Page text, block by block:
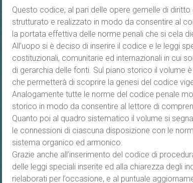
Questo codice, al pari delle opere gemelle di
strutturato e realizzato in modo da consentire al
la portata effettiva delle norme penali che si cela
All’uopo si è deciso di inserire il codice e le leggi
costituzionali, comunitarie ed internazionali in cui
di gerarchia delle fonti. Sul piano storico il volume
che permetterà di scoprire la genesi del codice
Analogamente tutte le norme del codice penale
storico in modo da consentire al lettore di
Quanto poi al quadro sistematico il volume si
le connessioni di ciascuna disposizione con le
sistema organico ed armonico.
Grazie anche all’inserimento del codice di
delle leggi speciali inserite ed alla chiarezza degli
rielaborati per l’occasione, e al puntuale